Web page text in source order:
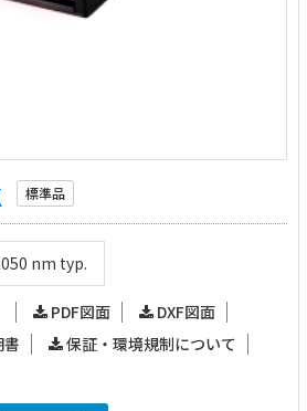
標準品
nm typ.
PDF図面
DXF図面
保証・環境規制について